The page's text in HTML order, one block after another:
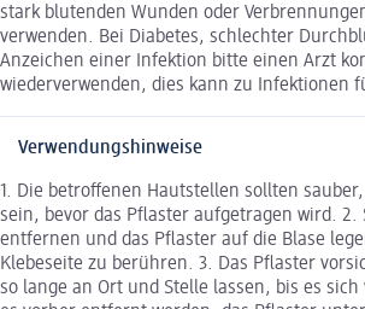
stark blutenden Wunden oder
verwenden. Bei Diabetes, schlechter
Anzeichen einer Infektion bitte einen Arzt
wiederverwenden, dies kann zu Infektionen
Verwendungshinweise
1. Die betroffenen Hautstellen sollten
sein, bevor das Pflaster aufgetragen wird. 2.
entfernen und das Pflaster auf die Blase
Klebeseite zu berühren. 3. Das Pflaster
so lange an Ort und Stelle lassen, bis es